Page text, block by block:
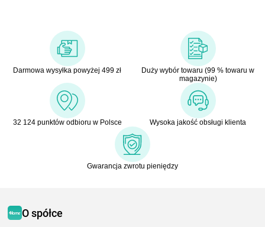
Darmowa wysyłka powyżej 499 zł
Duży wybór towaru (99 % towaru w
magazynie)
32 124 punktów odbioru w Polsce Wysoka jakość obsługi klienta
Gwarancja zwrotu pieniędzy
O spółce